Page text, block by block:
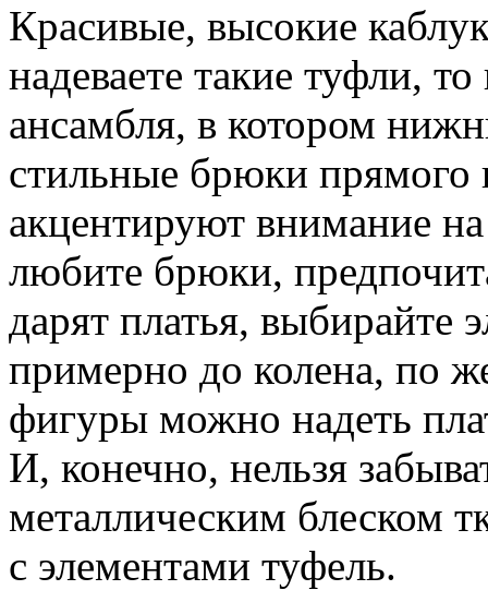
Красивые, высокие
надеваете такие туфли,
ансамбля, в котором
стильные брюки прямого
акцентируют внимание
любите брюки,
дарят платья, выбирайте
примерно до колена, по
фигуры можно надеть
И, конечно, нельзя
металлическим блеском
с элементами туфель.